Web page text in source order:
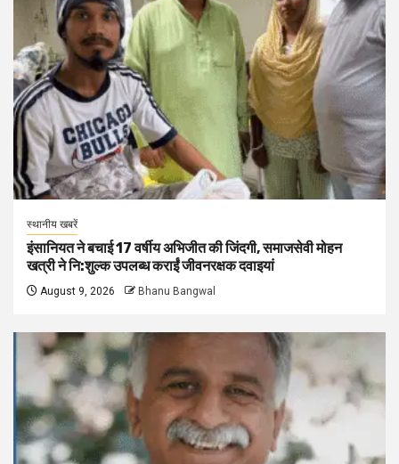
स्थानीय खबरें
इंसानियत ने बचाई 17 वर्षीय अभिजीत की जिंदगी, समाजसेवी मोहन
खत्री ने नि:शुल्क उपलब्ध कराईं जीवनरक्षक दवाइयां
August 9, 2026 Bhanu Bangwal